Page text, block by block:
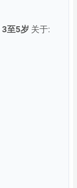
3至5岁 关于: